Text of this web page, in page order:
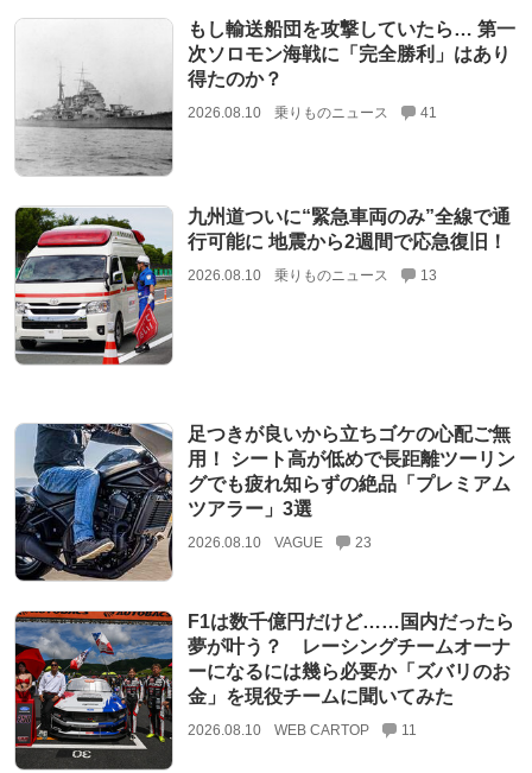
もし輸送船団を攻撃していたら… 第一
次ソロモン海戦に「完全勝利」はあり
得たのか？
2026.08.10 乗りものニュース 41
九州道ついに“緊急車両のみ”全線で通
行可能に 地震から2週間で応急復旧！
2026.08.10 乗りものニュース 13
足つきが良いから立ちゴケの心配ご無
用！ シート高が低めで長距離ツーリン
グでも疲れ知らずの絶品「プレミアム
ツアラー」3選
2026.08.10 VAGUE 23
F1は数千億円だけど……国内だったら
夢が叶う？ レーシングチームオーナ
ーになるには幾ら必要か「ズバリのお
金」を現役チームに聞いてみた
2026.08.10 WEB CARTOP 11